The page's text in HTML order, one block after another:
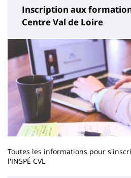
Inscription aux
Centre Val de Loire
Toutes les informations pour
l'INSPÉ CVL